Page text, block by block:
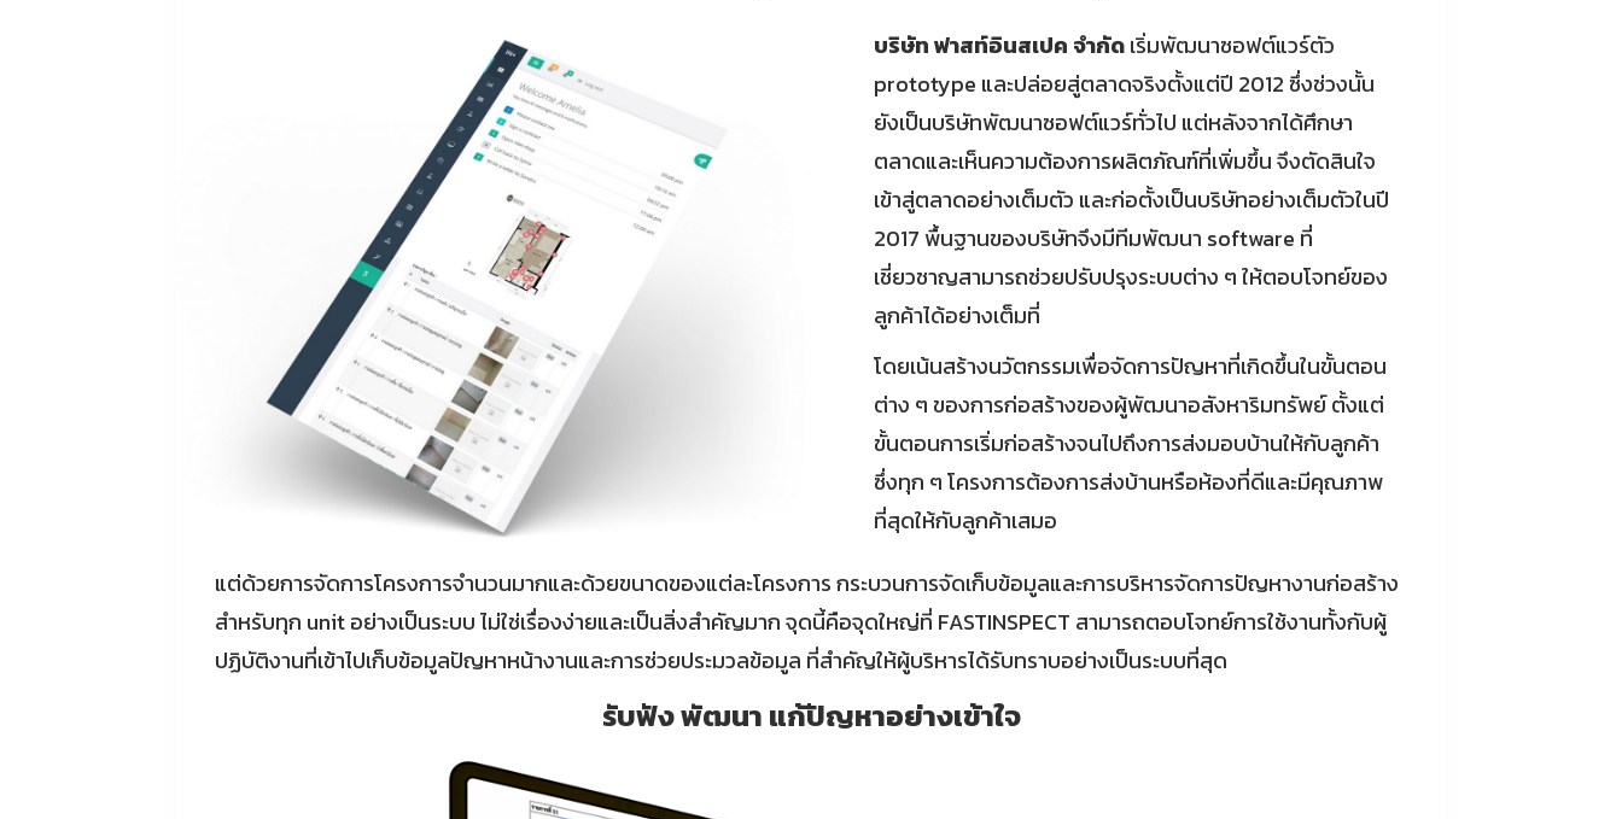
บริษัท ฟาสท์อินสเปค จำกัดเริ่มพัฒนาซอฟต์แวร์ตัว
prototype และปล่อยสู่ตลาดจริงตั้งแต่ปี 2012 ซึ่งช่วงนั้น
ยังเป็นบริษัทพัฒนาซอฟต์แวร์ทั่วไป แต่หลังจากได้ศึกษา
ตลาดและเห็นความต้องการผลิตภัณฑ์ที่เพิ่มขึ้น จึงตัดสินใจ
เข้าสู่ตลาดอย่างเต็มตัว และก่อตั้งเป็นบริษัทอย่างเต็มตัวในปี
2017 พื้นฐานของบริษัทจึงมีทีมพัฒนา software ที่
เชี่ยวชาญสามารถช่วยปรับปรุงระบบต่าง ๆ ให้ตอบโจทย์ของ
ลูกค้าได้อย่างเต็มที่
โดยเน้นสร้างนวัตกรรมเพื่อจัดการปัญหาที่เกิดขึ้นในขั้นตอน
ต่าง ๆ ของการก่อสร้างของผู้พัฒนาอสังหาริมทรัพย์ ตั้งแต่
ขั้นตอนการเริ่มก่อสร้างจนไปถึงการส่งมอบบ้านให้กับลูกค้า
ซึ่งทุก ๆ โครงการต้องการส่งบ้านหรือห้องที่ดีและมีคุณภาพ
ที่สุดให้กับลูกค้าเสมอ
แต่ด้วยการจัดการโครงการจำนวนมากและด้วยขนาดของแต่ละโครงการ กระบวนการจัดเก็บข้อมูลและการบริหารจัดการปัญหางานก่อสร้าง
สำหรับทุก unit อย่างเป็นระบบ ไม่ใช่เรื่องง่ายและเป็นสิ่งสำคัญมาก จุดนี้คือจุดใหญ่ที่ FASTINSPECT สามารถตอบโจทย์การใช้งานทั้งกับผู้
ปฏิบัติงานที่เข้าไปเก็บข้อมูลปัญหาหน้างานและการช่วยประมวลข้อมูล ที่สำคัญให้ผู้บริหารได้รับทราบอย่างเป็นระบบที่สุด
รับฟัง พัฒนา แก้ปัญหาอย่างเข้าใจ